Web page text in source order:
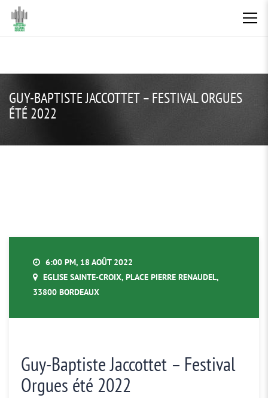
GUY-BAPTISTE JACCOTTET – FESTIVAL ORGUES
ÉTÉ 2022
6:00 PM, 18 AOÛT 2022
EGLISE SAINTE-CROIX, PLACE PIERRE RENAUDEL,
33800 BORDEAUX
Guy-Baptiste Jaccottet – Festival
Orgues été 2022